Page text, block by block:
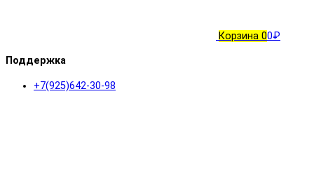
Корзина 00₽
Поддержка
+7(925)642-30-98